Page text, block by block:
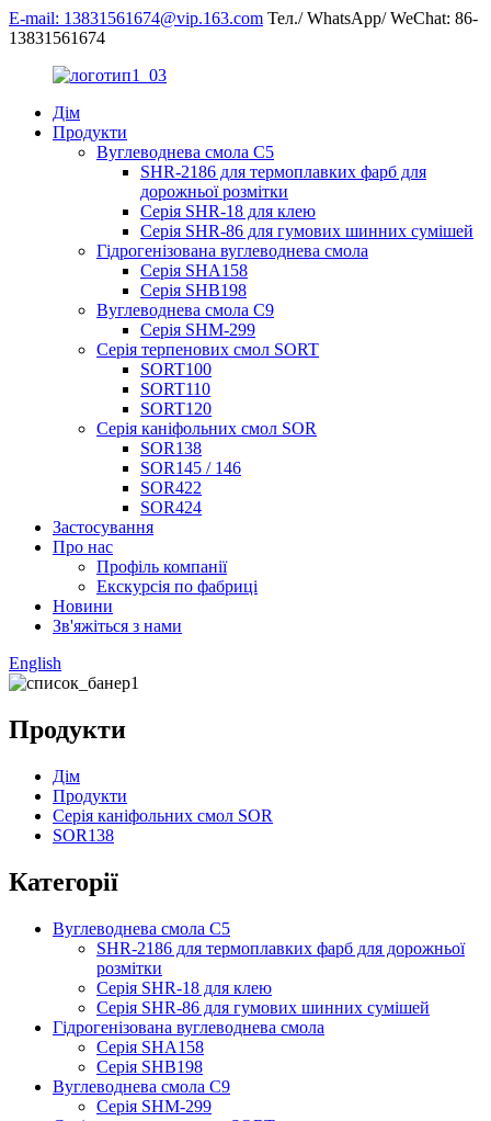
E-mail: 13831561674@vip.163.com Тел./ WhatsApp/ WeChat: 86-
13831561674
Дім
Продукти
Вуглеводнева смола C5
SHR-2186 для термоплавких фарб для
дорожньої розмітки
Серія SHR-18 для клею
Серія SHR-86 для гумових шинних сумішей
Гідрогенізована вуглеводнева смола
Серія SHA158
Серія SHB198
Вуглеводнева смола C9
Серія SHM-299
Серія терпенових смол SORT
SORT100
SORT110
SORT120
Серія каніфольних смол SOR
SOR138
SOR145 / 146
SOR422
SOR424
Застосування
Про нас
Профіль компанії
Екскурсія по фабриці
Новини
Зв'яжіться з нами
English
Продукти
Дім
Продукти
Серія каніфольних смол SOR
SOR138
Категорії
Вуглеводнева смола C5
SHR-2186 для термоплавких фарб для дорожньої
розмітки
Серія SHR-18 для клею
Серія SHR-86 для гумових шинних сумішей
Гідрогенізована вуглеводнева смола
Серія SHA158
Серія SHB198
Вуглеводнева смола C9
Серія SHM-299